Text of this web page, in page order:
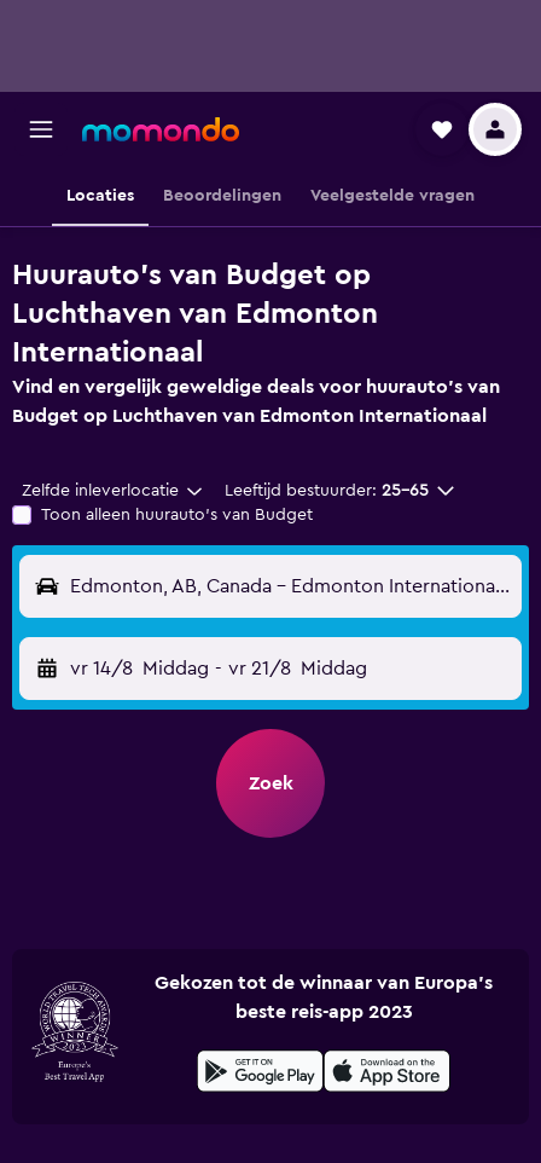
Locaties Beoordelingen Veelgestelde vragen
Huurauto's van Budget op
Luchthaven van Edmonton
Internationaal
Vind en vergelijk geweldige deals voor huurauto's van
Budget op Luchthaven van Edmonton Internationaal
Zelfde inleverlocatie Leeftijd bestuurder: 25-65
Toon alleen huurauto's van Budget
Edmonton, AB, Canada - Edmonton Internationaal (YEG)
vr 14/8 Middag - vr 21/8 Middag
Zoek
Gekozen tot de winnaar van Europa's
beste reis-app 2023